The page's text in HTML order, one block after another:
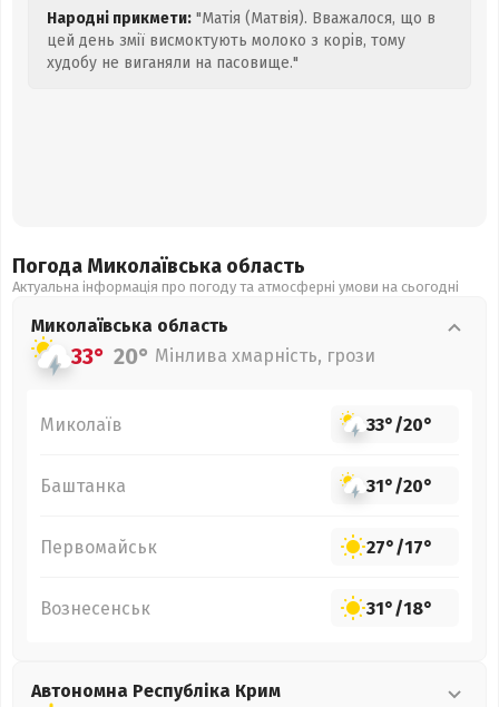
Народні прикмети: "Матія (Матвія). Вважалося, що в
цей день змії висмоктують молоко з корів, тому
худобу не виганяли на пасовище."
Погода Миколаївська область
Актуальна інформація про погоду та атмосферні умови на сьогодні
Миколаївська область
33° 20° Мінлива хмарність, грози
Миколаїв 33°/20°
Баштанка 31°/20°
Первомайськ 27°/17°
Вознесенськ 31°/18°
Автономна Республіка Крим